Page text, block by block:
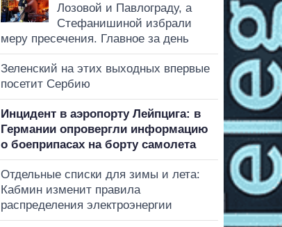
Лозовой и Павлограду, а
Стефанишиной избрали
меру пресечения. Главное за день
Зеленский на этих выходных впервые
посетит Сербию
Инцидент в аэропорту Лейпцига: в
Германии опровергли информацию
о боеприпасах на борту самолета
Отдельные списки для зимы и лета:
Кабмин изменит правила
распределения электроэнергии